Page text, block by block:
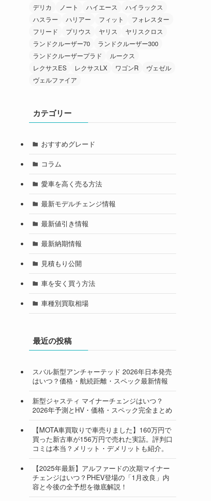
デリカ
ノート ハイエース
ハイラックス
ハスラー
ハリアー フィット
フォレスター
フリード
プリウス ヤリス
ヤリスクロス
ランドクルーザー70
ランドクルーザー300
ランドクルーザープラド
ルークス
レクサスES
レクサスLX ワゴンR
ヴェゼル
ヴェルファイア
カテゴリー
おすすめグレード
コラム
愛車を高く売る方法
最新モデルチェンジ情報
最新値引き情報
最新納期情報
見積もり公開
車を安く買う方法
車種別買取相場
最近の投稿
スバル新型アンチャーテッド 2026年日本発売
はいつ？価格・航続距離・スペック最新情報
新型ジャスティ マイナーチェンジはいつ？
2026年予測とHV・価格・スペック完全まとめ
【MOTA車買取りで車売りました】160万円で
買った新古車が156万円で売れた実話。評判口
コミは本当？メリット・デメリットも紹介。
【2025年最新】アルファードの次期マイナー
チェンジはいつ？PHEV登場の「1月改良」内
容と今後の全予想を徹底解説！